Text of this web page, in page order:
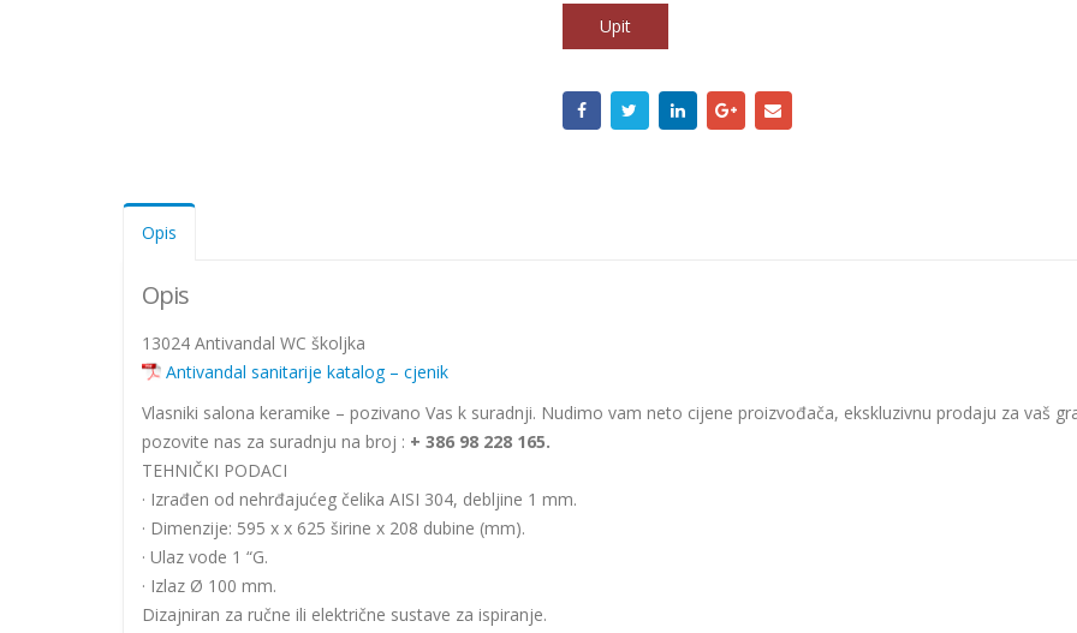
Upit
Opis
Opis
13024 Antivandal WC školjka
Antivandal sanitarije katalog – cjenik
Vlasniki salona keramike – pozivano Vas k suradnji. Nudimo vam neto cijene proizvođača, ekskluzivnu prodaju za vaš
pozovite nas za suradnju na broj : + 386 98 228 165.
TEHNIČKI PODACI
· Izrađen od nehrđajućeg čelika AISI 304, debljine 1 mm.
· Dimenzije: 595 x x 625 širine x 208 dubine (mm).
· Ulaz vode 1 “G.
· Izlaz Ø 100 mm.
Dizajniran za ručne ili električne sustave za ispiranje.